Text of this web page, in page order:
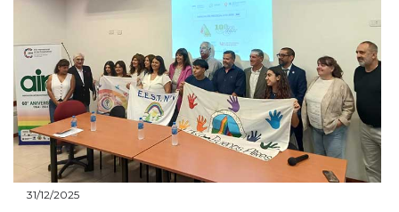
31/12/2025